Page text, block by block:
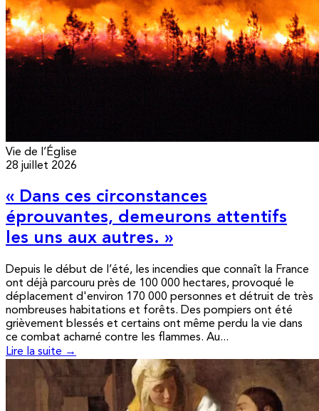
Vie de l’Église
28 juillet 2026
« Dans ces circonstances
éprouvantes, demeurons attentifs
les uns aux autres. »
Depuis le début de l’été, les incendies que connaît la France
ont déjà parcouru près de 100 000 hectares, provoqué le
déplacement d'environ 170 000 personnes et détruit de très
nombreuses habitations et forêts. Des pompiers ont été
grièvement blessés et certains ont même perdu la vie dans
ce combat acharné contre les flammes. Au...
Lire la suite →